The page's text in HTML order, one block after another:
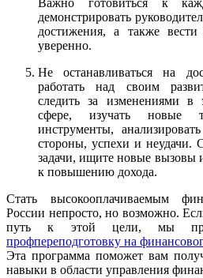
Важно готовиться к
демонстрировать
достижения, а также
уверенно.
Не останавливаться на
работать над своим
следить за изменениями в
сфере, изучать новые
инструменты,
стороны, успехи и неудачи.
задачи, ищите новые вызовы
к повышению дохода.
Стать высокооплачиваемым
России непросто, но возможно.
путь к этой цели, мы
профпереподготовку на
Эта программа поможет вам
навыки в области управления